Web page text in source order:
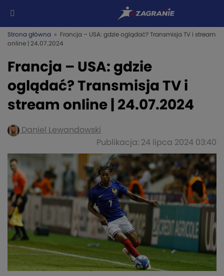
Strona główna » Francja – USA: gdzie oglądać? Transmisja TV i stream
online | 24.07.2024
Francja – USA: gdzie
oglądać? Transmisja TV i
stream online | 24.07.2024
Daniel Lewandowski
Publikacja: 24 lipca 2024 03:40